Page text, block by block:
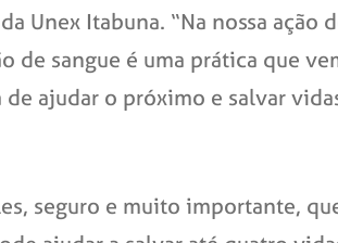
Unex Itabuna. “Na nossa
sangue é uma prática que
ajudar o próximo e salvar
seguro e muito importante,